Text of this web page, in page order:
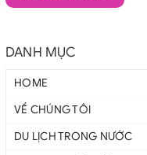
DANH MỤC
HOME
VỀ CHÚNG TÔI
DU LỊCH TRONG NƯỚC